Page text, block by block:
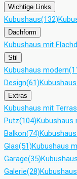
Wichtige Links
Kubushaus(132)
Dachform
Kubushaus mit
Stil
Kubushaus modern
Design(61)
Extras
Kubushaus mit
Putz(104)Kubushaus
Balkon(74)
Glas(51)Kubushaus
Garage(35)
Galerie(28)